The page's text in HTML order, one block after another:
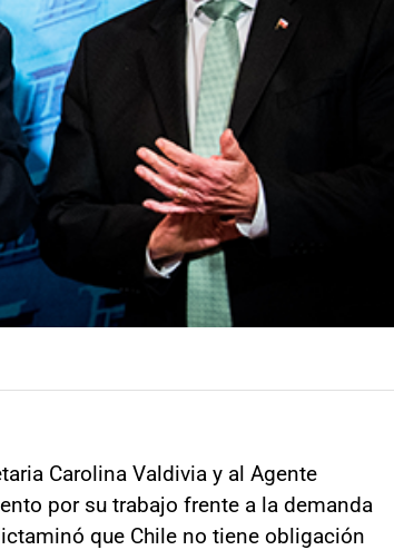
Carolina Valdivia y al Agente
por su trabajo frente a la demanda
que Chile no tiene obligación